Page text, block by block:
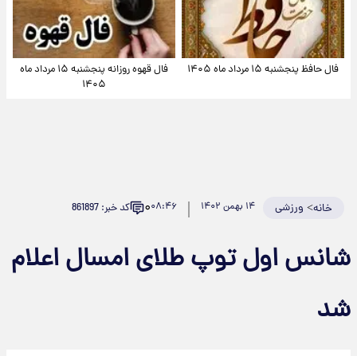
فال حافظ پنجشنبه ۱۵ مرداد ماه ۱۴۰۵
فال قهوه روزانه پنجشنبه ۱۵ مرداد ماه
۱۴۰۵
خانه> ورزشی ۱۴ بهمن ۱۴۰۲ ۰۸:۴۶۰ کد خبر: 861897
شانس اول توپ طلای امسال اعلام
شد